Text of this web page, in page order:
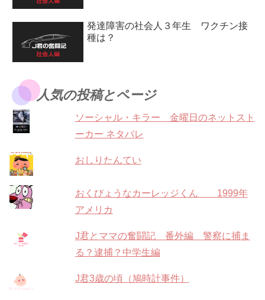
発達障害の社会人３年生 ワクチン接
種は？
人気の投稿とページ
ソーシャル・キラー 金曜日のネットスト
ーカー ネタバレ
おしりたんてい
おくびょうなカーレッジくん 1999年
アメリカ
J君とママの奮闘記 番外編 警察に捕ま
る？逮捕？中学生編
J君3歳の頃（鳩時計事件）